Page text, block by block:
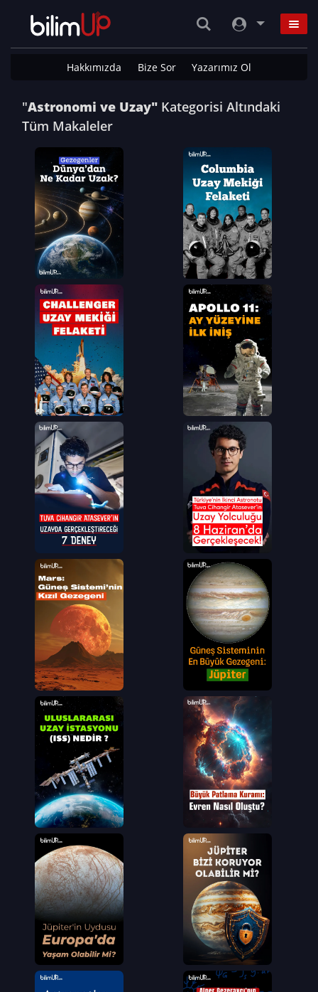
Hakkımızda Bize Sor Yazarımız Ol
"Astronomi ve Uzay" Kategorisi Altındaki
Tüm Makaleler